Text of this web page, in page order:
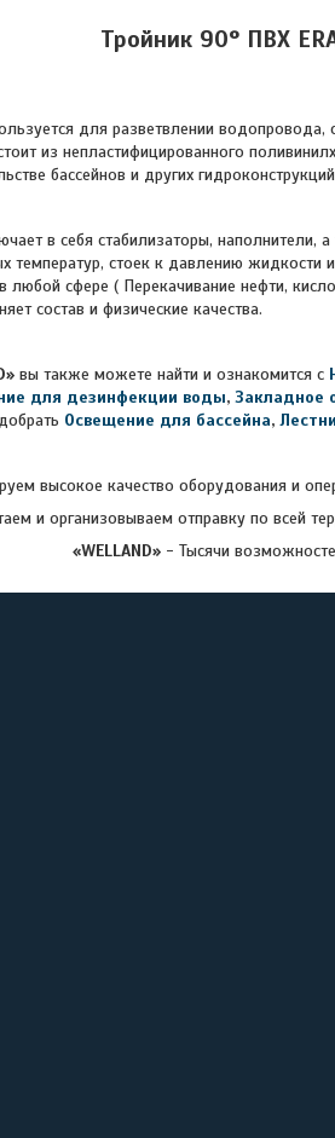
Тройник 90° ПВХ
для разветвлении
из непластифицированного
бассейнов и других
в себя стабилизаторы, наполнители, а
температур, стоек к давлению жидкости
любой сфере ( Перекачивание нефти,
состав и физические качества.
вы также можете найти и ознакомится с
для дезинфекции воды, Закладное
Освещение для бассейна,
высокое качество оборудования и
и организовываем отправку по всей
«WELLAND»- Тысячи